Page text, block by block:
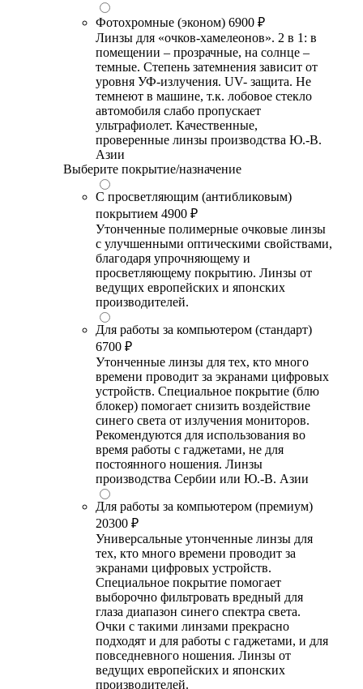
Фотохромные (эконом) 6900 ₽
Линзы для «очков-хамелеонов». 2 в 1: в
помещении – прозрачные, на солнце –
темные. Степень затемнения зависит от
уровня УФ-излучения. UV- защита. Не
темнеют в машине, т.к. лобовое стекло
автомобиля слабо пропускает
ультрафиолет. Качественные,
проверенные линзы производства Ю.-В.
Азии
Выберите покрытие/назначение
С просветляющим (антибликовым)
покрытием 4900 ₽
Утонченные полимерные очковые линзы
с улучшенными оптическими свойствами,
благодаря упрочняющему и
просветляющему покрытию. Линзы от
ведущих европейских и японских
производителей.
Для работы за компьютером (стандарт)
6700 ₽
Утонченные линзы для тех, кто много
времени проводит за экранами цифровых
устройств. Специальное покрытие (блю
блокер) помогает снизить воздействие
синего света от излучения мониторов.
Рекомендуются для использования во
время работы с гаджетами, не для
постоянного ношения. Линзы
производства Сербии или Ю.-В. Азии
Для работы за компьютером (премиум)
20300 ₽
Универсальные утонченные линзы для
тех, кто много времени проводит за
экранами цифровых устройств.
Специальное покрытие помогает
выборочно фильтровать вредный для
глаза диапазон синего спектра света.
Очки с такими линзами прекрасно
подходят и для работы с гаджетами, и для
повседневного ношения. Линзы от
ведущих европейских и японских
производителей.